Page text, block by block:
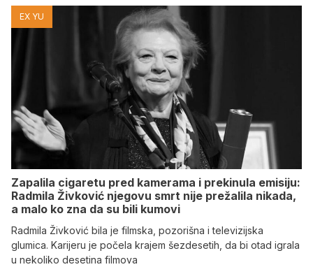
EX YU
Zapalila cigaretu pred kamerama i prekinula emisiju:
Radmila Živković njegovu smrt nije prežalila nikada,
a malo ko zna da su bili kumovi
Radmila Živković bila je filmska, pozorišna i televizijska
glumica. Karijeru je počela krajem šezdesetih, da bi otad igrala
u nekoliko desetina filmova